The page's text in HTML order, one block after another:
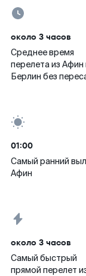
около 3 часов
Среднее время
перелета из Афин
Берлин без
01:00
Самый ранний
Афин
около 3 часов
Самый быстрый
прямой перелет